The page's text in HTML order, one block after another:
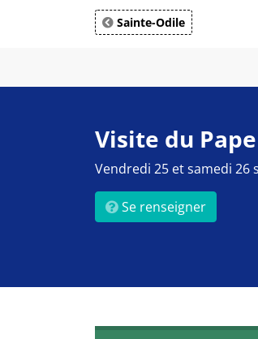
Sainte-Odile
Visite du
Vendredi 25 et samedi 26
Se renseigner